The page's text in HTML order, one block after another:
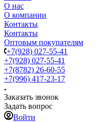
О нас
О компании
Контакты
Контакты
Оптовым покупателям
+7(928) 027-55-41
+7(928) 027-55-41
+7(8782) 26-60-55
+7(996) 417-23-17
Заказать звонок
Задать вопрос
Войти